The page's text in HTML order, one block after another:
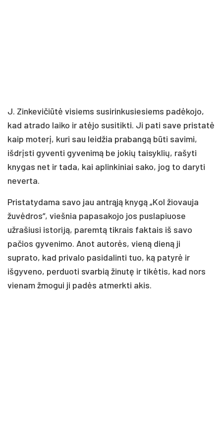
J. Zinkevičiūtė visiems susirinkusiesiems padėkojo,
kad atrado laiko ir atėjo susitikti. Ji pati save pristatė
kaip moterį, kuri sau leidžia prabangą būti savimi,
išdrįsti gyventi gyvenimą be jokių taisyklių, rašyti
knygas net ir tada, kai aplinkiniai sako, jog to daryti
neverta.
Pristatydama savo jau antrąją knygą „Kol žiovauja
žuvėdros“, viešnia papasakojo jos puslapiuose
užrašiusi istoriją, paremtą tikrais faktais iš savo
pačios gyvenimo. Anot autorės, vieną dieną ji
suprato, kad privalo pasidalinti tuo, ką patyrė ir
išgyveno, perduoti svarbią žinutę ir tikėtis, kad nors
vienam žmogui ji padės atmerkti akis.